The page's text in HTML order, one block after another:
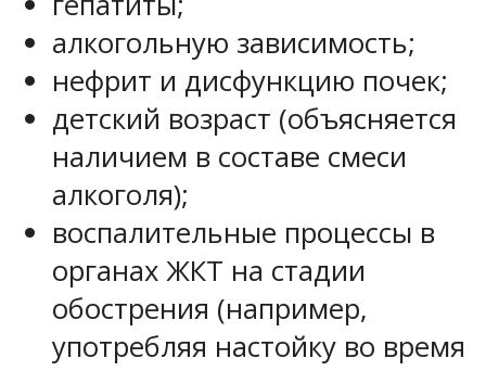
алкогольную зависимость;
нефрит и дисфункцию почек;
детский возраст (объясняется
наличием в составе смеси
алкоголя);
воспалительные процессы в
органах ЖКТ на стадии
обострения (например,
употребляя настойку во время